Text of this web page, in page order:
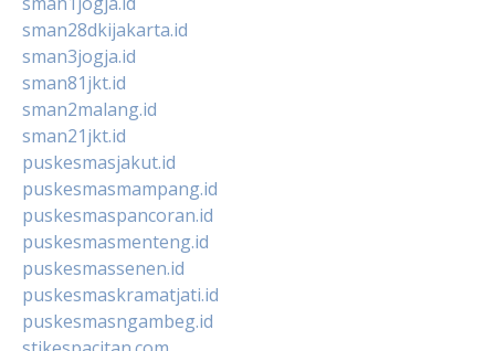
sman28dkijakarta.id
sman3jogja.id
sman81jkt.id
sman2malang.id
sman21jkt.id
puskesmasjakut.id
puskesmasmampang.id
puskesmaspancoran.id
puskesmasmenteng.id
puskesmassenen.id
puskesmaskramatjati.id
puskesmasngambeg.id